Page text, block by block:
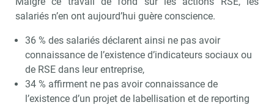
salariés n’en ont aujourd’hui guère conscience.
36 % des salariés déclarent ainsi ne pas avoir
connaissance de l’existence d’indicateurs sociaux ou
de RSE dans leur entreprise,
34 % affirment ne pas avoir connaissance de
l’existence d’un projet de labellisation et de reporting